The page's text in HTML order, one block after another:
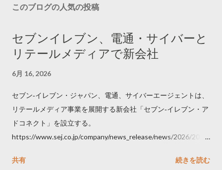
このブログの人気の投稿
セブンイレブン、電通・サイバーと
リテールメディアで新会社
6月 16, 2026
セブン‐イレブン・ジャパン、電通、サイバーエージェントは、
リテールメディア事業を展開する新会社「セブン‐イレブン・ア
ドコネクト」を設立する。
https://www.sej.co.jp/company/news_release/news/2026/2026
共有
続きを読む